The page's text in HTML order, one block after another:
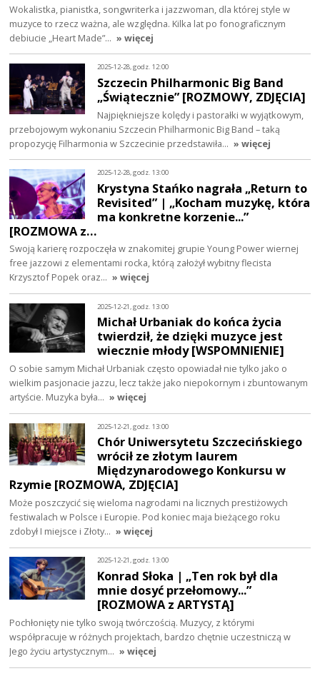
Wokalistka, pianistka, songwriterka i jazzwoman, dla której style w
muzyce to rzecz ważna, ale względna. Kilka lat po fonograficznym
debiucie „Heart Made”… » więcej
2025-12-28, godz. 12:00
Szczecin Philharmonic Big Band
„Świątecznie” [ROZMOWY, ZDJĘCIA]
Najpiękniejsze kolędy i pastorałki w wyjątkowym,
przebojowym wykonaniu Szczecin Philharmonic Big Band – taką
propozycję Filharmonia w Szczecinie przedstawiła… » więcej
2025-12-28, godz. 13:00
Krystyna Stańko nagrała „Return to
Revisited” | „Kocham muzykę, która
ma konkretne korzenie...”
[ROZMOWA z…
Swoją karierę rozpoczęła w znakomitej grupie Young Power wiernej
free jazzowi z elementami rocka, którą założył wybitny flecista
Krzysztof Popek oraz… » więcej
2025-12-21, godz. 13:00
Michał Urbaniak do końca życia
twierdził, że dzięki muzyce jest
wiecznie młody [WSPOMNIENIE]
O sobie samym Michał Urbaniak często opowiadał nie tylko jako o
wielkim pasjonacie jazzu, lecz także jako niepokornym i zbuntowanym
artyście. Muzyka była… » więcej
2025-12-21, godz. 13:00
Chór Uniwersytetu Szczecińskiego
wrócił ze złotym laurem
Międzynarodowego Konkursu w
Rzymie [ROZMOWA, ZDJĘCIA]
Może poszczycić się wieloma nagrodami na licznych prestiżowych
festiwalach w Polsce i Europie. Pod koniec maja bieżącego roku
zdobył I miejsce i Złoty… » więcej
2025-12-21, godz. 13:00
Konrad Słoka | „Ten rok był dla
mnie dosyć przełomowy...”
[ROZMOWA z ARTYSTĄ]
Pochłonięty nie tylko swoją twórczością. Muzycy, z którymi
współpracuje w różnych projektach, bardzo chętnie uczestniczą w
Jego życiu artystycznym… » więcej